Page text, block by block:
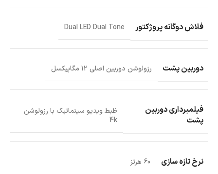
فلاش دوگانه‌ پروژکتور Dual LED Dual Tone
دوربین پشت رزولوشن دوربین اصلی 12 مگاپیکسل
فیلمبرداری دوربین
پشت
ظبط ویدیو سینماتیک با رزولوشن
4k
نرخ تازه‌ سازی 60 هرتز